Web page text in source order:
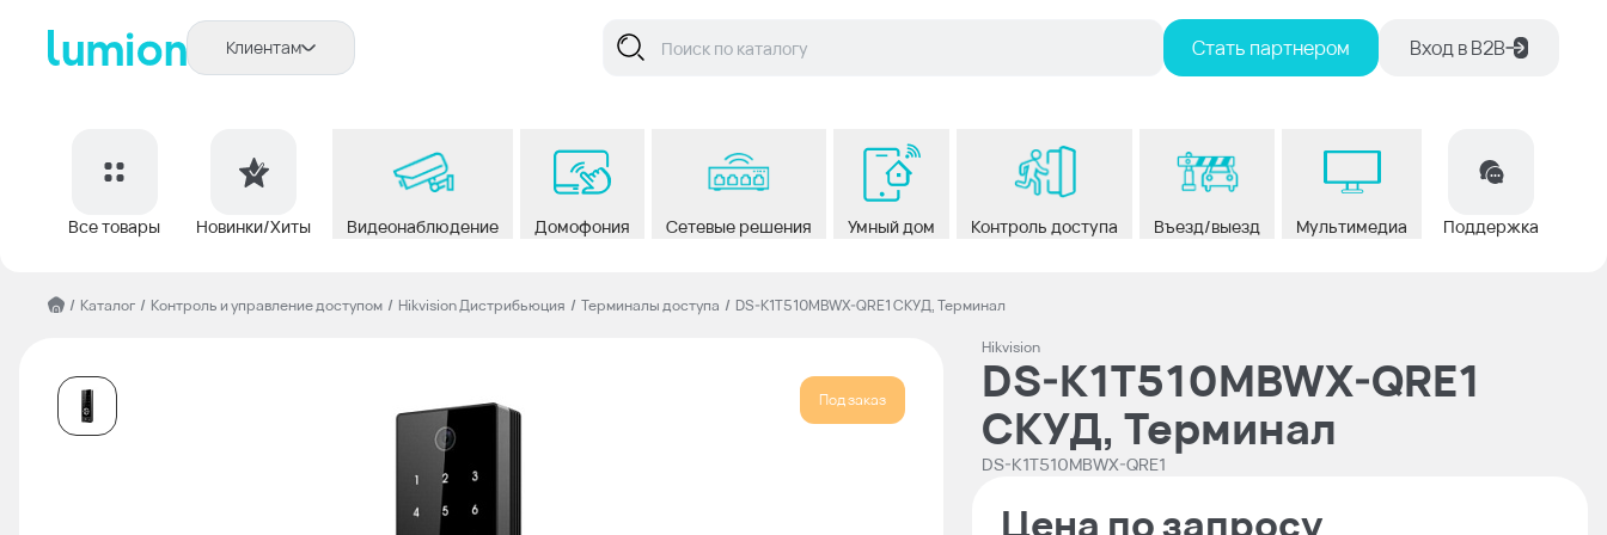
Клиентам Стать партнером Вход в В2В
Все товары Новинки/Хиты Видеонаблюдение Домофония Сетевые решения Умный дом Контроль доступа Въезд/выезд Мультимедиа Поддержка
/ Каталог / Контроль и управление доступом / Hikvision Дистрибьюция / Терминалы доступа / DS-K1T510MBWX-QRE1 СКУД, Терминал
Под заказ
Hikvision
DS-K1T510MBWX-QRE1
СКУД, Терминал
DS-K1T510MBWX-QRE1
Цена по запросу